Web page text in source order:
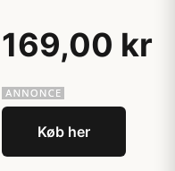
169,00 kr
Køb her